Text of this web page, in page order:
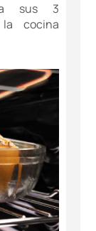
a sus 3
cocina